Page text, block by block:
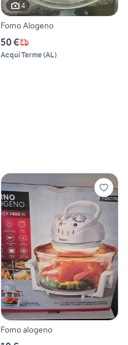
4
Forno Alogeno
50 €
Acqui Terme(AL)
Forno alogeno